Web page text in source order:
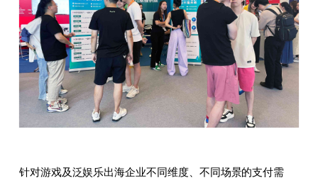
针对游戏及泛娱乐出海企业不同维度、不同场景的支付需